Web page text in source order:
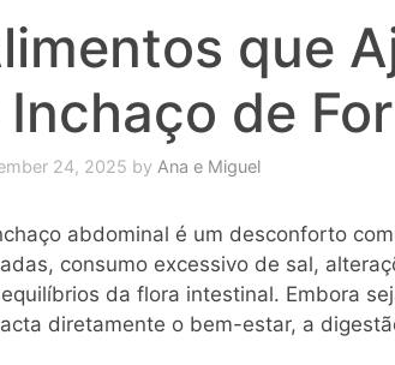
que
Inchaço de
24, 2025 by Ana e Miguel
abdominal é um desconforto
consumo excessivo de sal,
da flora intestinal. Embora
diretamente o bem-estar, a